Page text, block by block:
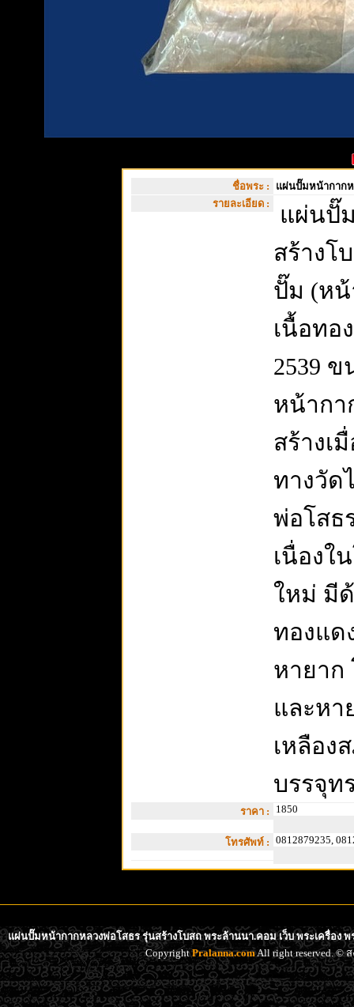
ชื่อพระ :
แผ่นปั๊มหน้ากากห
รายละเอียด :
แผ่นปั๊
สร้างโ
ปั๊ม (หน้
เนื้อทอ
2539
หน้ากา
สร้างเ
ทางวัด
พ่อโสธ
เนื่องใ
ใหม่ มี
ทองแด
หายาก
และหา
เหลือง
บรรจุท
ราคา : 1850
โทรศัพท์ : 0812879235,
แผ่นปั๊มหน้ากากหลวงพ่อโสธร รุ่นสร้างโบสถ พระล้านนา.คอม เว็บ พระเครื่อง
CopyrightPralanna.comAll right reserved. ©